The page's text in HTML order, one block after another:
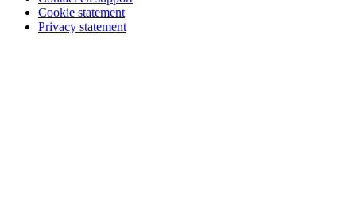
Cookie statement
Privacy statement